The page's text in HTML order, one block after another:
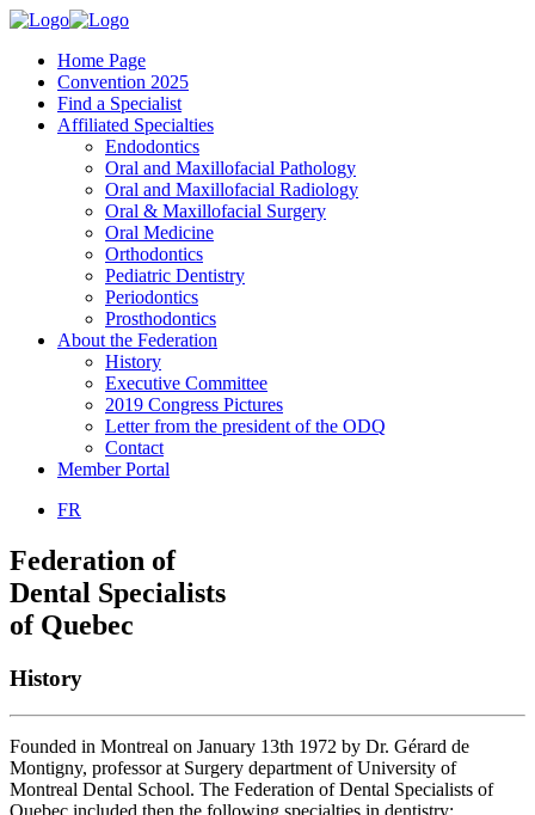
Home Page
Convention 2025
Find a Specialist
Affiliated Specialties
Endodontics
Oral and Maxillofacial Pathology
Oral and Maxillofacial Radiology
Oral & Maxillofacial Surgery
Oral Medicine
Orthodontics
Pediatric Dentistry
Periodontics
Prosthodontics
About the Federation
History
Executive Committee
2019 Congress Pictures
Letter from the president of the ODQ
Contact
Member Portal
FR
Federation of
Dental Specialists
of Quebec
History
Founded in Montreal on January 13th 1972 by Dr. Gérard de
Montigny, professor at Surgery department of University of
Montreal Dental School. The Federation of Dental Specialists of
Quebec included then the following specialties in dentistry: